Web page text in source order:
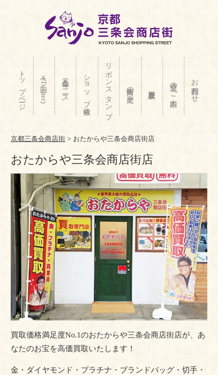
トップページ Ｘ(旧Twitter) 三条会ニュース ショップ検索 リボンスタンプ 商店街の歴史 交通のご案内 お問合わせ
京都三条会商店街 > おたからや三条会商店街店
おたからや三条会商店街店
買取価格満足度No.1のおたからや三条会商店街店が、あ
なたのお宝を高価買取いたします！
金・ダイヤモンド・プラチナ・ブランドバッグ・切手・